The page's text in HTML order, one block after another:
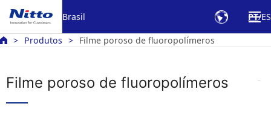
Brasil PT ES
Produtos Filme poroso de fluoropolímeros
Filme poroso de fluoropolímeros